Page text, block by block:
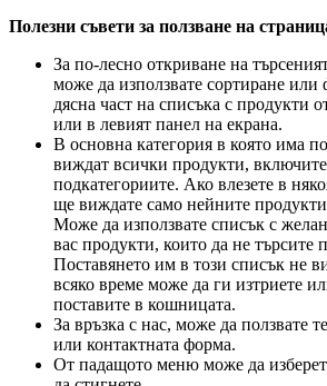
Полезни съвети за ползване на
За по-лесно откриване на
може да използвате сортиране или
дясна част на списъка с продукти
или в левият панел на екрана.
В основна категория в която има
виждат всички продукти,
подкатегориите. Ако влезете в
ще виждате само нейните
Може да използвате списък с
вас продукти, които да не търсите
Поставянето им в този списък не
всяко време може да ги изтриете
поставите в кошницата.
За връзка с нас, може да ползвате
или контактната форма.
От падащото меню може да